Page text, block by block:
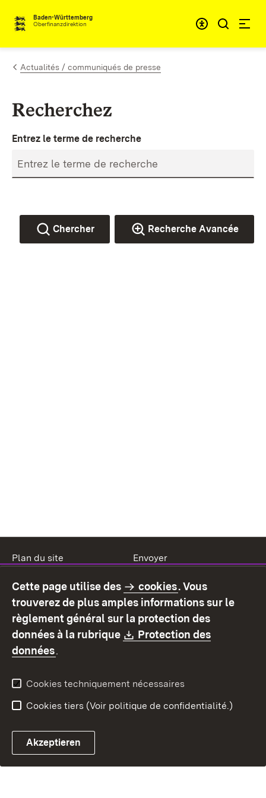
Passer au contenu
Baden-Württemberg
Oberfinanzdirektion
Actualités / communiqués de presse
Recherchez
Entrez le terme de recherche
Chercher Recherche Avancée
Plan du site
Envoyer
Mode d'emploi
Déclaration sur
l'accessibilité
Contact
Signaler un lien brisé
Cette page utilise des cookies. Vous
trouverez de plus amples informations sur le
règlement général sur la protection des
données à la rubrique
Download:
Protection des
données.
Cookies techniquement nécessaires
Cookies tiers (Voir politique de confidentialité.)
Akzeptieren